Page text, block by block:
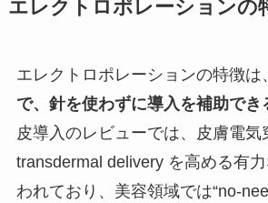
エレクトロポレーションの
エレクトロポレーションの特徴は、
で、針を使わずに導入を補助でき
皮導入のレビューでは、皮膚電気
transdermal delivery を高める有
われており、美容領域では“no-